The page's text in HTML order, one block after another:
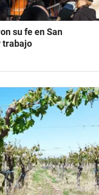
su fe en San
trabajo